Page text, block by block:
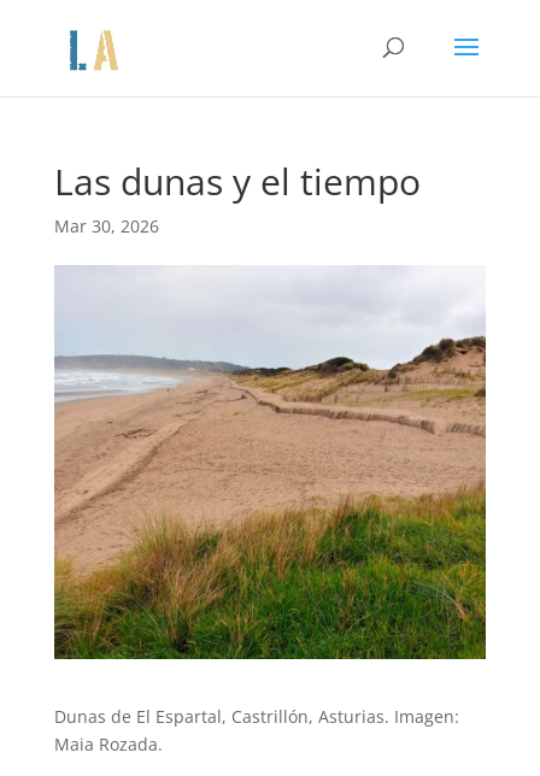
Las dunas y el tiempo
Mar 30, 2026
Dunas de El Espartal, Castrillón, Asturias. Imagen:
Maia Rozada.